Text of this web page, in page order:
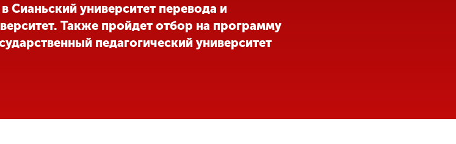
университет перевода и
Также пройдет отбор на программу
педагогический университет